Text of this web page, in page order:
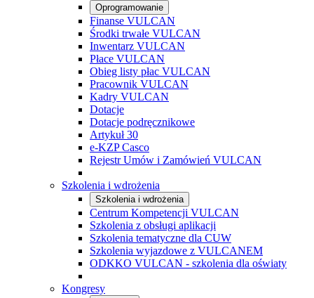
Oprogramowanie
Finanse VULCAN
Środki trwałe VULCAN
Inwentarz VULCAN
Płace VULCAN
Obieg listy płac VULCAN
Pracownik VULCAN
Kadry VULCAN
Dotacje
Dotacje podręcznikowe
Artykuł 30
e-KZP Casco
Rejestr Umów i Zamówień VULCAN
Szkolenia i wdrożenia
Szkolenia i wdrożenia
Centrum Kompetencji VULCAN
Szkolenia z obsługi aplikacji
Szkolenia tematyczne dla CUW
Szkolenia wyjazdowe z VULCANEM
ODKKO VULCAN - szkolenia dla oświaty
Kongresy